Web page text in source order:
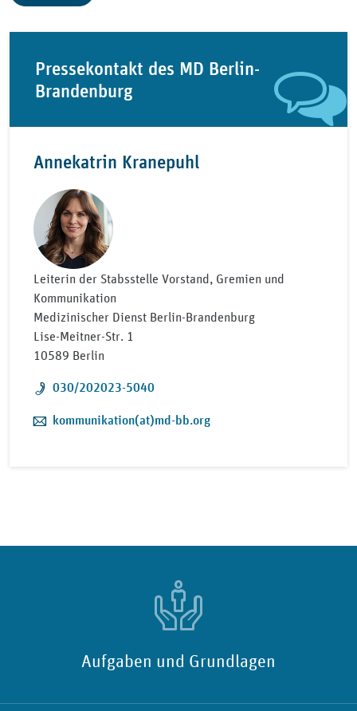
Pressekontakt des MD Berlin-
Brandenburg
Annekatrin Kranepuhl
Leiterin der Stabsstelle Vorstand, Gremien und
Kommunikation
Medizinischer Dienst Berlin-Brandenburg
Lise-Meitner-Str. 1
10589 Berlin
Telefon:
030/202023-5040
E-Mail:
kommunikation(at)md-bb.org
Aufgaben und Grundlagen